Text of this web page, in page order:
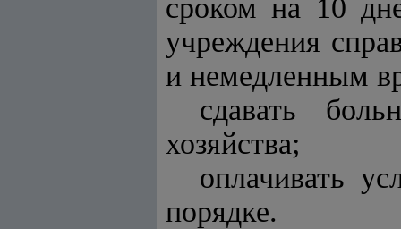
сроком на 10
учреждения
и немедленным
сдавать
хозяйства;
оплачивать
порядке.